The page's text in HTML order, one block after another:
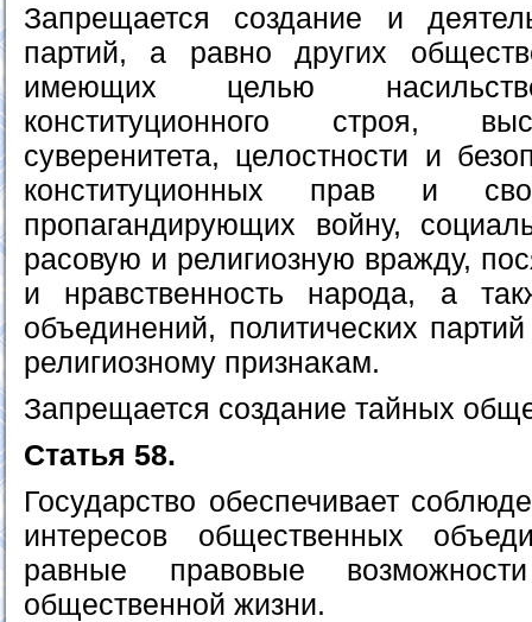
Запрещается создание и
партий, а равно других
имеющих целью
конституционного строя,
суверенитета, целостности и
конституционных прав и
пропагандирующих войну,
расовую и религиозную вражду,
и нравственность народа, а
объединений, политических
религиозному признакам.
Запрещается создание тайных
Статья 58.
Государство обеспечивает
интересов общественных
равные правовые
общественной жизни.